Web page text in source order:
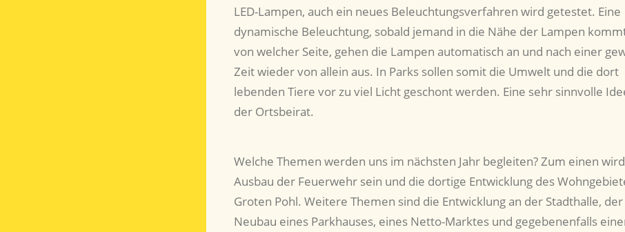
LED-Lampen, auch ein neues Beleuchtungsverfahren wird getestet. Eine
dynamische Beleuchtung, sobald jemand in die Nähe der Lampen
von welcher Seite, gehen die Lampen automatisch an und nach einer
Zeit wieder von allein aus. In Parks sollen somit die Umwelt und die dort
lebenden Tiere vor zu viel Licht geschont werden. Eine sehr sinnvolle
der Ortsbeirat.
Welche Themen werden uns im nächsten Jahr begleiten? Zum einen
Ausbau der Feuerwehr sein und die dortige Entwicklung des
Groten Pohl. Weitere Themen sind die Entwicklung an der Stadthalle, der
Neubau eines Parkhauses, eines Netto-Marktes und gegebenenfalls